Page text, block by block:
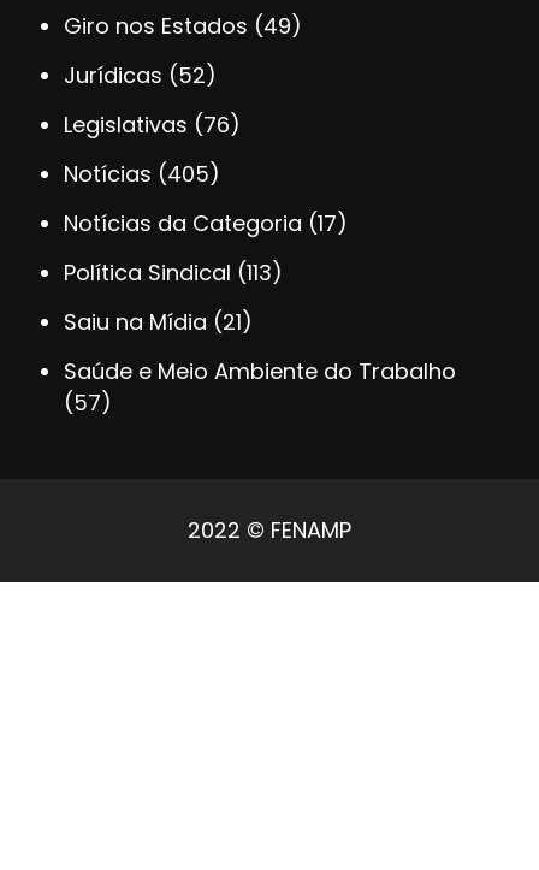
Giro nos Estados (49)
Jurídicas (52)
Legislativas (76)
Notícias (405)
Notícias da Categoria (17)
Política Sindical (113)
Saiu na Mídia (21)
Saúde e Meio Ambiente do Trabalho
(57)
2022 © FENAMP